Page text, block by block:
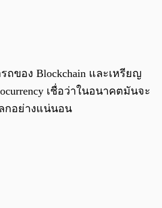
ของ Blockchain และเหรียญ
เชื่อว่าในอนาคตมันจะ
กอย่างแน่นอน